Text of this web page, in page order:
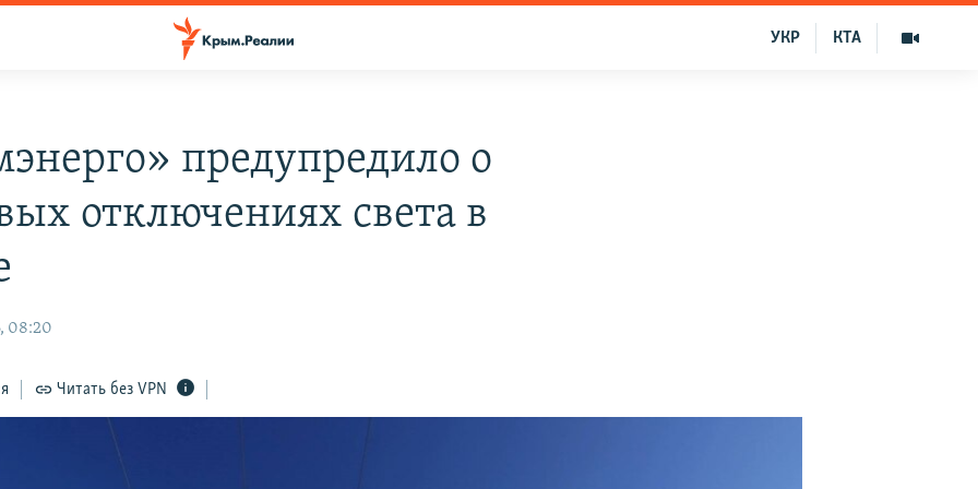
КТА
УКР
предупредило о
отключениях света в
08:20
Читать без VPN